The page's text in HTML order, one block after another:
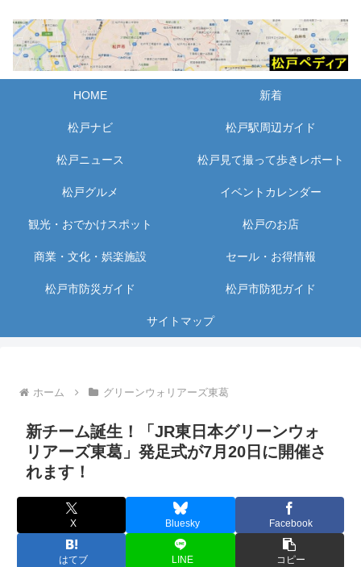
HOME 新着
松戸ナビ 松戸駅周辺ガイド
松戸ニュース 松戸見て撮って歩きレポート
松戸グルメ イベントカレンダー
観光・おでかけスポット 松戸のお店
商業・文化・娯楽施設 セール・お得情報
松戸市防災ガイド 松戸市防犯ガイド
サイトマップ
ホーム グリーンウォリアーズ東葛
新チーム誕生！「JR東日本グリーンウォ
リアーズ東葛」発足式が7月20日に開催さ
れます！
X Bluesky Facebook
はてブ LINE コピー